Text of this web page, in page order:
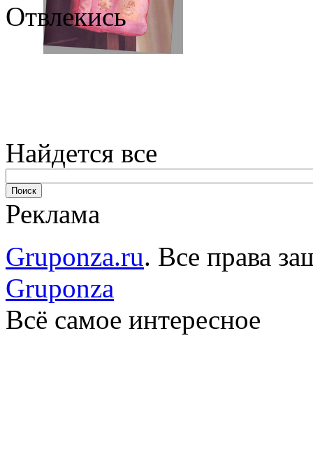
Отвлекись
Найдется все
Реклама
Gruponza.ru. Все права
Gruponza
Всё самое интересное